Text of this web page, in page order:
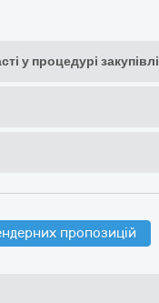
у процедурі закупівлі
пропозицій